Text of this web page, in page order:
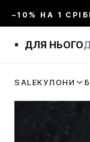
–10% НА 1
ДЛЯ НЬОГО
SALEКУЛОНИ